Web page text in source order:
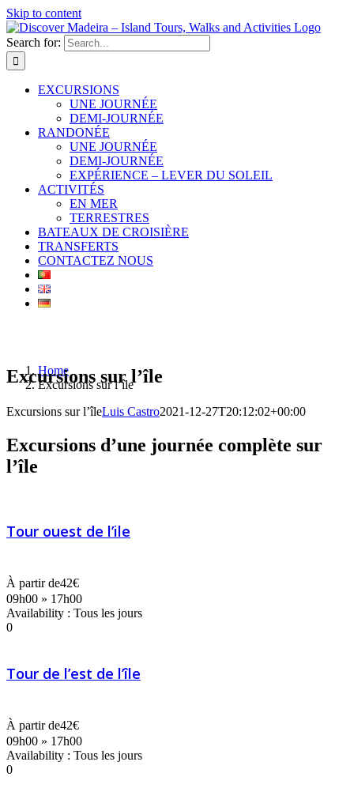
Skip to content
Search for:
EXCURSIONS
UNE JOURNÉE
DEMI-JOURNÉE
RANDONÉE
UNE JOURNÉE
DEMI-JOURNÉE
EXPÉRIENCE – LEVER DU SOLEIL
ACTIVITÉS
EN MER
TERRESTRES
BATEAUX DE CROISIÈRE
TRANSFERTS
CONTACTEZ NOUS
Excursions sur l’île
Home
Excursions sur l’île
Excursions sur l’îleLuis Castro2021-12-27T20:12:02+00:00
Excursions d’une journée complète sur
l’île
Tour ouest de l’ile
À partir de42€
09h00 » 17h00
Availability : Tous les jours
0
Tour de l’est de l’île
À partir de42€
09h00 » 17h00
Availability : Tous les jours
0